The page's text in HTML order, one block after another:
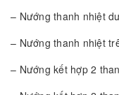
– Nướng thanh nhiệt
– Nướng thanh nhiệt
– Nướng kết hợp 2